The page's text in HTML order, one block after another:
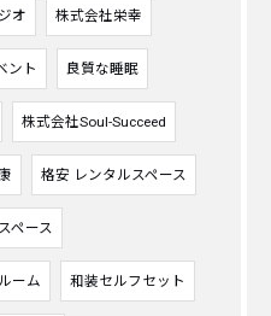
オ 株式会社栄幸
ント 良質な睡眠
株式会社Soul-Succeed
格安 レンタルスペース
ペース
ーム 和装セルフセット